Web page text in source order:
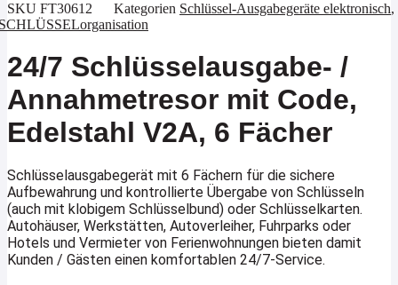
SKU FT30612 Kategorien Schlüssel-Ausgabegeräte elektronisch,
24/7 Schlüsselausgabe- /
Annahmetresor mit Code,
Edelstahl V2A, 6 Fächer
Schlüsselausgabegerät mit 6 Fächern für die sichere
Aufbewahrung und kontrollierte Übergabe von Schlüsseln
(auch mit klobigem Schlüsselbund) oder Schlüsselkarten.
Autohäuser, Werkstätten, Autoverleiher, Fuhrparks oder
Hotels und Vermieter von Ferienwohnungen bieten damit
Kunden / Gästen einen komfortablen 24/7-Service.